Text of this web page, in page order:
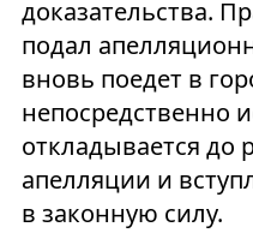
доказательства.
подал
вновь поедет в
непосредственно
откладывается до
апелляции и
в законную силу.